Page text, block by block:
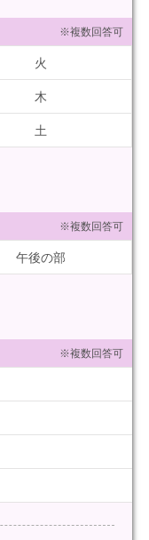
※複数回答可
火
木
土
※複数回答可
午後の部
※複数回答可